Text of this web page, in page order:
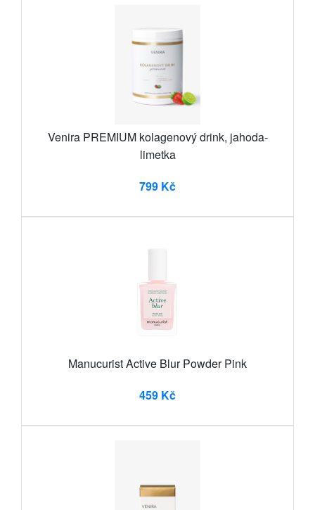
Venira PREMIUM kolagenový drink, jahoda-
limetka
799 Kč
Manucurist Active Blur Powder Pink
459 Kč